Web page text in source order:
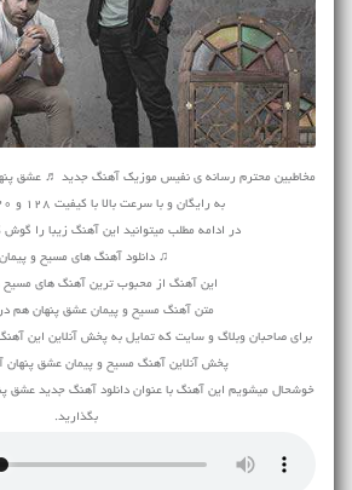
مخاطبین محترم رسانه ی نفیس موزیک آهنگ جدید ♬ عشق
به رایگان و با سرعت بالا با کیفیت 128 و 320 دانلود کنید
در ادامه مطلب میتوانید این آهنگ زیبا را گوش
♫ دانلود آهنگ های مسیح و
این آهنگ از محبوب ترین آهنگ های مسیح
متن آهنگ مسیح و پیمان عشق پنهان هم
برای صاحبان وبلاگ و سایت که تمایل به پخش آنلاین این
پخش آنلاین آهنگ مسیح و پیمان عشق پنهان
خوشحال میشویم این آهنگ با عنوان دانلود آهنگ جدید عشق
بگذارید.